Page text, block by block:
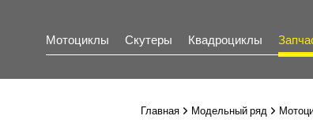
Мотоциклы Скутеры Квадроциклы
Главная Модельный ряд